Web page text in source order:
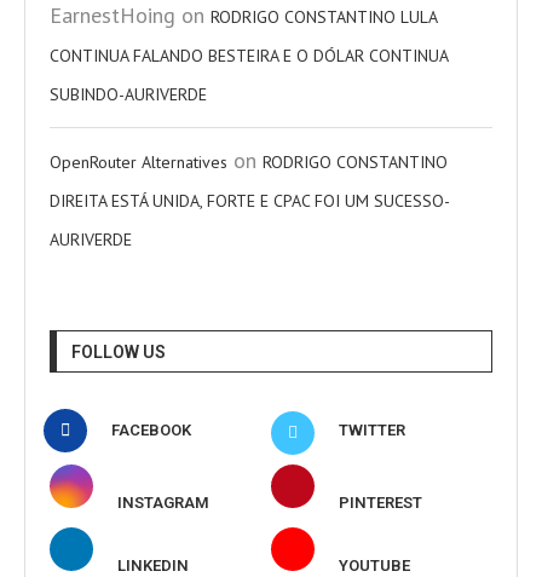
EarnestHoing on RODRIGO CONSTANTINO LULA
CONTINUA FALANDO BESTEIRA E O DÓLAR CONTINUA
SUBINDO-AURIVERDE
OpenRouter Alternatives on RODRIGO CONSTANTINO
DIREITA ESTÁ UNIDA, FORTE E CPAC FOI UM SUCESSO-
AURIVERDE
FOLLOW US
FACEBOOK TWITTER
INSTAGRAM PINTEREST
LINKEDIN YOUTUBE